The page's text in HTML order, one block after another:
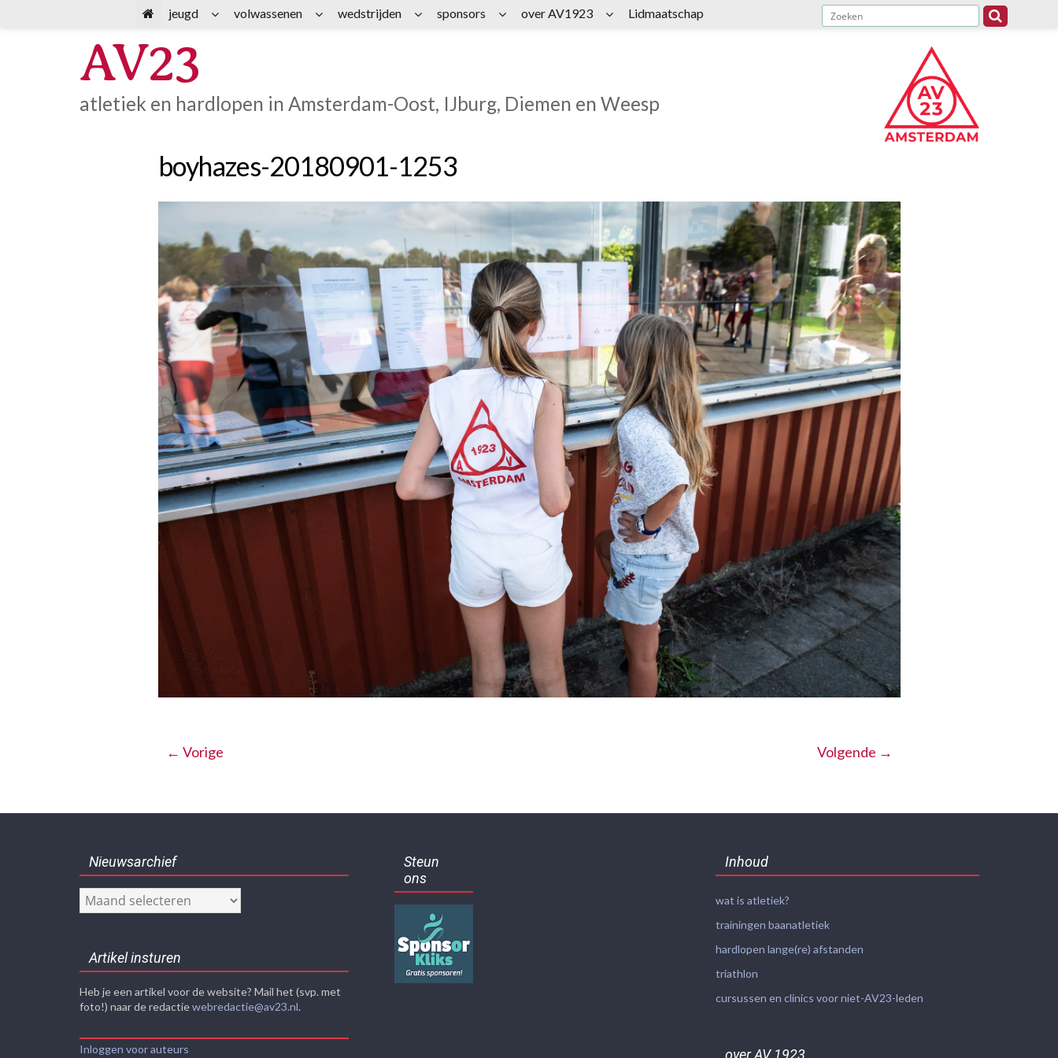
AV23
atletiek en hardlopen in Amsterdam-Oost, IJburg, Diemen en Weesp
boyhazes-20180901-1253
← Vorige Volgende →
Nieuwsarchief
Nieuwsarchief
Artikel insturen
Heb je een artikel voor de website? Mail het (svp. met
foto!) naar de redactiewebredactie@av23.nl.
Inloggen voor auteurs
Steun
ons
Inhoud
wat is atletiek?
trainingen baanatletiek
hardlopen lange(re) afstanden
triathlon
cursussen en clinics voor niet-AV23-leden
over AV 1923
jeugd volwassenen wedstrijden sponsors over AV1923 Lidmaatschap